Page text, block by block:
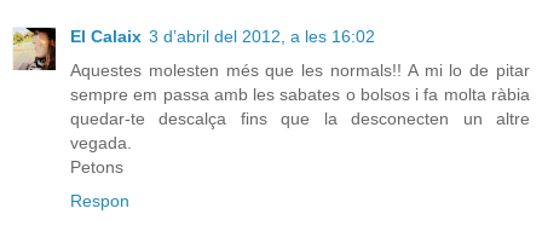
El Calaix 3 d’abril del 2012, a les 16:02
Aquestes molesten més que les normals!! A mi lo de pitar
sempre em passa amb les sabates o bolsos i fa molta ràbia
quedar-te descalça fins que la desconecten un altre
vegada.
Petons
Respon